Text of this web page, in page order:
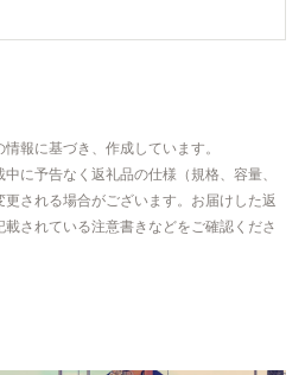
報に基づき、作成しています。
に予告なく返礼品の仕様（規格、容量、
される場合がございます。お届けした返
されている注意書きなどをご確認くださ